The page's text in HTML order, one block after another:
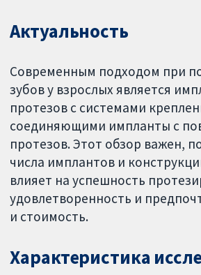
Актуальность
Современным подходом при
зубов у взрослых является
протезов с системами
соединяющими импланты с
протезов. Этот обзор важен,
числа имплантов и
влияет на успешность
удовлетворенность и
и стоимость.
Характеристика